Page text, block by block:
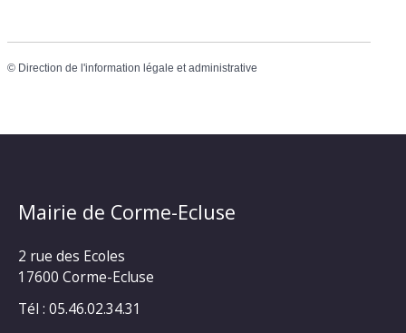
© Direction de l'information légale et administrative
Mairie de Corme-Ecluse
2 rue des Ecoles
17600 Corme-Ecluse
Tél : 05.46.02.34.31